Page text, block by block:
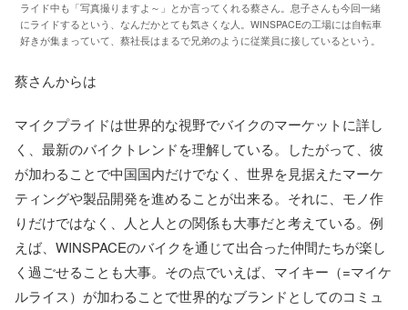
ライド中も「写真撮りますよ～」とか言ってくれる蔡さん。息子さんも今回一緒
にライドするという、なんだかとても気さくな人。WINSPACEの工場には自転車
好きが集まっていて、蔡社長はまるで兄弟のように従業員に接しているという。
蔡さんからは
マイクプライドは世界的な視野でバイクのマーケットに詳し
く、最新のバイクトレンドを理解している。したがって、彼
が加わることで中国国内だけでなく、世界を見据えたマーケ
ティングや製品開発を進めることが出来る。それに、モノ作
りだけではなく、人と人との関係も大事だと考えている。例
えば、WINSPACEのバイクを通じて出合った仲間たちが楽し
く過ごせることも大事。その点でいえば、マイキー（=マイケ
ルライス）が加わることで世界的なブランドとしてのコミュ